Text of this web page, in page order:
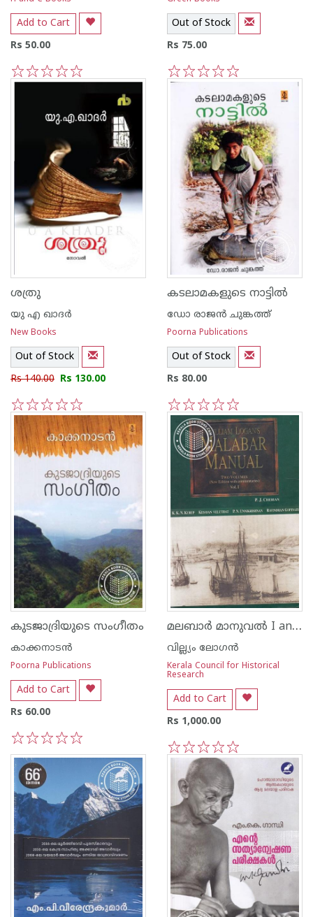
Add to Cart
Rs 50.00
5
4
3
2
1
Out of Stock
Rs 75.00
1
ശത്രു
യു എ ഖാദര്‍
New Books
Out of Stock
Rs 140.00 Rs 130.00
5
4
3
2
1
കടലാമകളുടെ നാട്ടില്‍
ഡോ രാജ‌ന്‍ ചുങ്കത്ത്
Poorna Publications
Out of Stock
Rs 80.00
5
4
3
2
1
കുടജാദ്രിയുടെ സംഗീതം
കാക്കനാടന്‍
Poorna Publications
Add to Cart
Rs 60.00
5
4
3
2
1
മലബാര്‍ മാനുവല്‍ I and II
വില്ല്യം ലോഗന്‍
Kerala Council for Historical
Research
Add to Cart
Rs 1,000.00
5
4
3
2
1